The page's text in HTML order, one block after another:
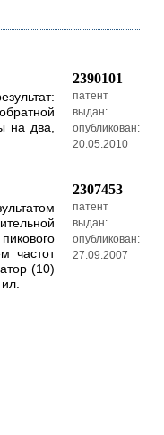
на два,
2390101
патент
выдан:
опубликован:
20.05.2010
частот
(10)
2307453
патент
выдан:
опубликован:
27.09.2007